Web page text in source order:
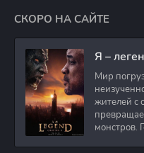
СКОРО НА САЙТЕ
Я –
Мир
жителей с
монстров.